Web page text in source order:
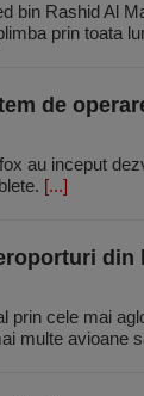
bin Rashid Al
prin toata
de
au inceput
[...]
prin cele mai
multe avioane